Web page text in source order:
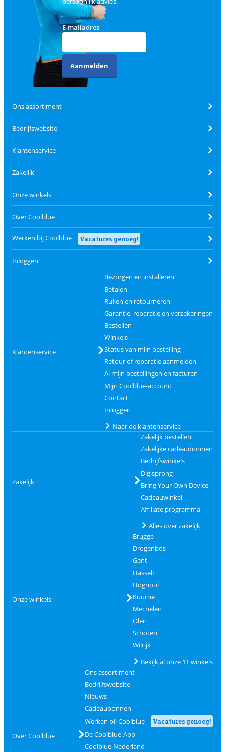
E-mailadres
Aanmelden
Ons assortiment
Bedrijfswebsite
Klantenservice
Zakelijk
Onze winkels
Over Coolblue
Werken bij Coolblue Vacatures genoeg!
Inloggen
Klantenservice
Bezorgen en installeren
Betalen
Ruilen en retourneren
Garantie, reparatie en verzekeringen
Bestellen
Winkels
Status van mijn bestelling
Retour of reparatie aanmelden
Al mijn bestellingen en facturen
Mijn Coolblue-account
Contact
Inloggen
Naar de klantenservice
Zakelijk
Zakelijk bestellen
Zakelijke cadeaubonnen
Bedrijfswinkels
Digisprong
Bring Your Own Device
Cadeauwinkel
Affiliate programma
Alles over zakelijk
Onze winkels
Brugge
Drogenbos
Gent
Hasselt
Hognoul
Kuurne
Mechelen
Olen
Schoten
Wilrijk
Bekijk al onze 11 winkels
Over Coolblue
Ons assortiment
Bedrijfswebsite
Nieuws
Cadeaubonnen
Werken bij Coolblue
Vacatures genoeg!
De Coolblue-App
Coolblue Nederland